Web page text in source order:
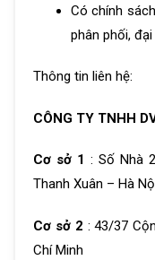
Có chính
phân phối, đại
Thông tin liên hệ:
CÔNG TY TNHH
Cơ sở 1 : Số Nhà
Thanh Xuân – Hà
Cơ sở 2 : 43/37
Chí Minh